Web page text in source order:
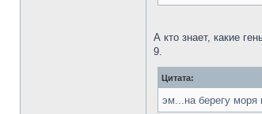
А кто знает, какие
9.
Цитата:
эм...на берегу моря